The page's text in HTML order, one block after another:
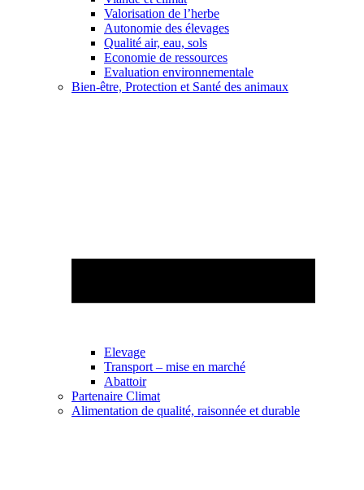
Valorisation de l’herbe
Autonomie des élevages
Qualité air, eau, sols
Economie de ressources
Evaluation environnementale
Bien-être, Protection et Santé des animaux
Elevage
Transport – mise en marché
Abattoir
Partenaire Climat
Alimentation de qualité, raisonnée et durable